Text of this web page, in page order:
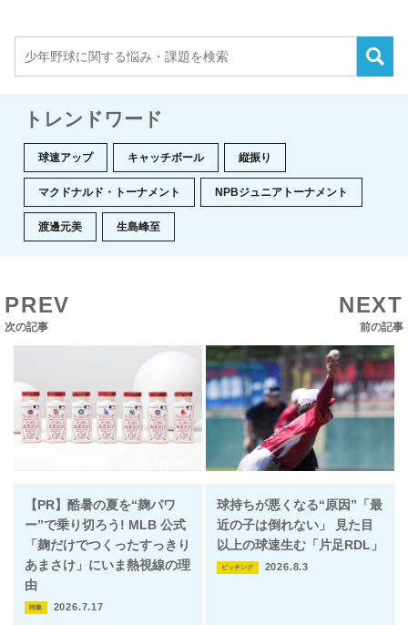
トレンドワード
球速アップ キャッチボール 縦振り
マクドナルド・トーナメント NPBジュニアトーナメント
渡邊元美 生島峰至
PREV
次の記事
NEXT
前の記事
【PR】酷暑の夏を“麹パワ
ー”で乗り切ろう! MLB 公式
「麹だけでつくったすっきり
あまさけ」にいま熱視線の理
由
特集 2026.7.17
球持ちが悪くなる“原因”「最
近の子は倒れない」 見た目
以上の球速生む「片足RDL」
ピッチング 2026.8.3